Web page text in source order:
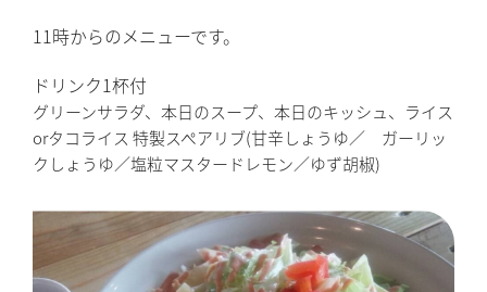
11時からのメニューです。
ドリンク1杯付
グリーンサラダ、本日のスープ、本日のキッシュ、ライス
orタコライス 特製スペアリブ(甘辛しょうゆ／ ガーリッ
クしょうゆ／塩粒マスタードレモン／ゆず胡椒)